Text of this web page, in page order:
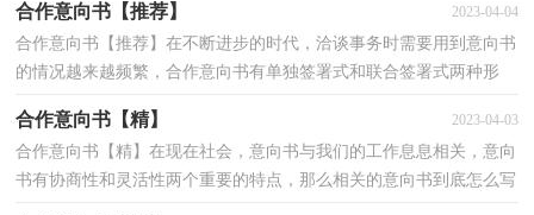
合作意向书【推荐】 2023-04-04
合作意向书【推荐】在不断进步的时代，洽谈事务时需要用到意向书
的情况越来越频繁，合作意向书有单独签署式和联合签署式两种形
合作意向书【精】 2023-04-03
合作意向书【精】在现在社会，意向书与我们的工作息息相关，意向
书有协商性和灵活性两个重要的特点，那么相关的意向书到底怎么写